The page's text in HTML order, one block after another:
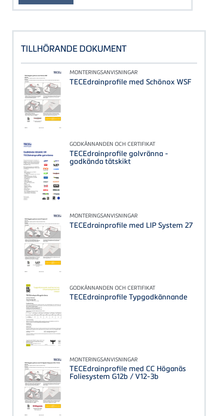
TILLHÖRANDE DOKUMENT
MONTERINGSANVISNINGAR
TECEdrainprofile med Schönox WSF
GODKÄNNANDEN OCH CERTIFIKAT
TECEdrainprofile golvränna -
godkända tätskikt
MONTERINGSANVISNINGAR
TECEdrainprofile med LIP System 27
GODKÄNNANDEN OCH CERTIFIKAT
TECEdrainprofile Typgodkännande
MONTERINGSANVISNINGAR
TECEdrainprofile med CC Höganäs
Foliesystem G12b / V12-3b